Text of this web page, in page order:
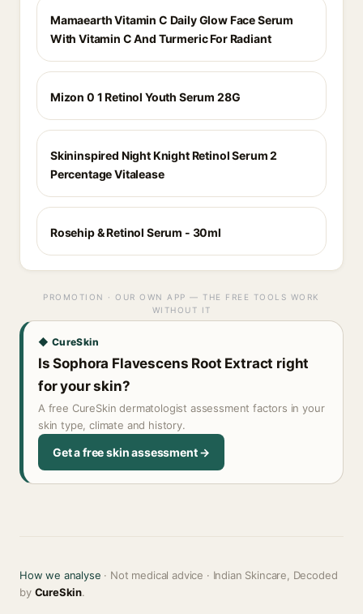
Mamaearth Vitamin C Daily Glow Face Serum
With Vitamin C And Turmeric For Radiant
Mizon 0 1 Retinol Youth Serum 28G
Skininspired Night Knight Retinol Serum 2
Percentage Vitalease
Rosehip & Retinol Serum - 30ml
PROMOTION · OUR OWN APP — THE FREE TOOLS WORK
WITHOUT IT
◆ CureSkin
Is Sophora Flavescens Root Extract right
for your skin?
A free CureSkin dermatologist assessment factors in your
skin type, climate and history.
Get a free skin assessment →
How we analyse · Not medical advice · Indian Skincare, Decoded
by CureSkin.